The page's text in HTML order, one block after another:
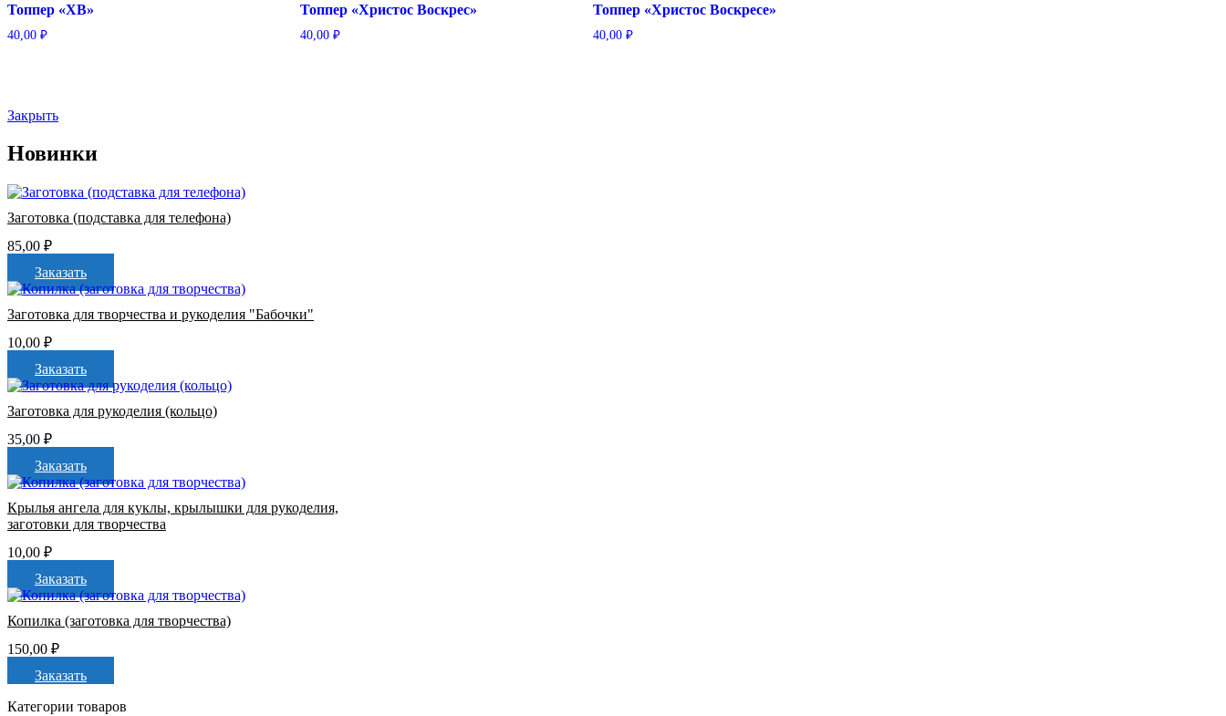
Топпер «ХВ»
40,00 ₽
Топпер «Христос Воскрес»
40,00₽
Топпер «Христос Воскресе»
40,00₽
Закрыть
Новинки
Заготовка (подставка для телефона)
85,00 ₽
Заказать
Заготовка для творчества и рукоделия "Бабочки"
10,00 ₽
Заказать
Заготовка для рукоделия (кольцо)
35,00 ₽
Заказать
Крылья ангела для куклы, крылышки для рукоделия,
заготовки для творчества
10,00 ₽
Заказать
Копилка (заготовка для творчества)
150,00 ₽
Заказать
Категории товаров